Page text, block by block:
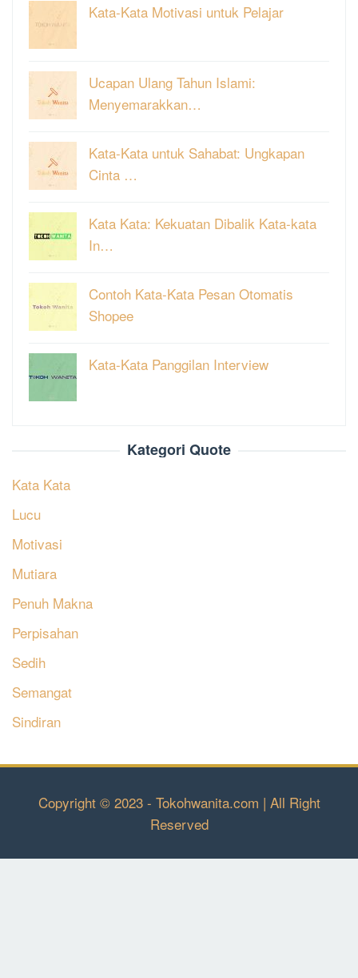
Kata-Kata Motivasi untuk Pelajar
Ucapan Ulang Tahun Islami:
Menyemarakkan…
Kata-Kata untuk Sahabat: Ungkapan
Cinta …
Kata Kata: Kekuatan Dibalik Kata-kata
In…
Contoh Kata-Kata Pesan Otomatis
Shopee
Kata-Kata Panggilan Interview
Kategori Quote
Kata Kata
Lucu
Motivasi
Mutiara
Penuh Makna
Perpisahan
Sedih
Semangat
Sindiran
Copyright © 2023 - Tokohwanita.com | All Right
Reserved